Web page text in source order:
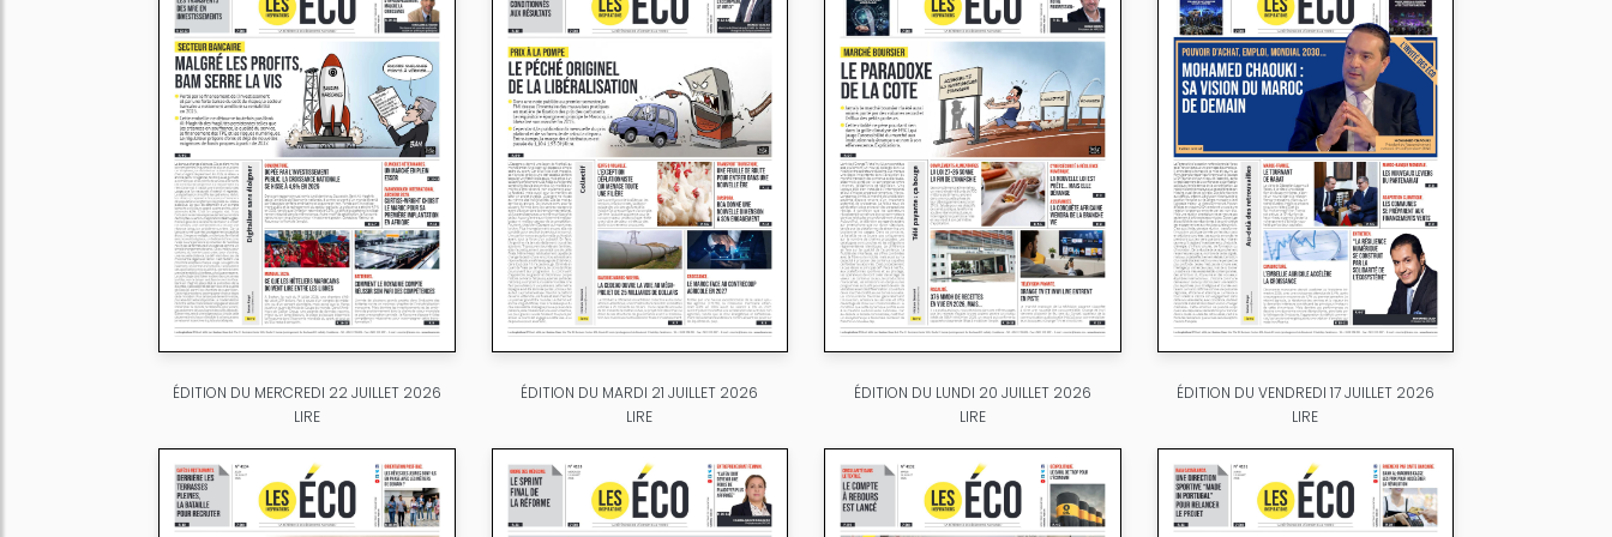
ÉDITION DU MERCREDI 22 JUILLET 2026
LIRE
ÉDITION DU MARDI 21 JUILLET 2026
LIRE
ÉDITION DU LUNDI 20 JUILLET 2026
LIRE
ÉDITION DU VENDREDI 17 JUILLET 2026
LIRE